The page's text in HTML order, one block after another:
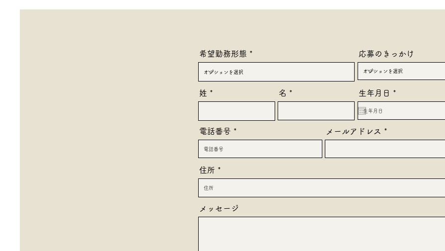
希望勤務形態 応募のきっかけ
姓 名 生年月日 *
e
e
電話番号 メールアドレス
住所
メッセージ